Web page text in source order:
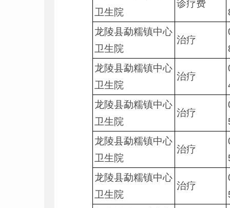
卫生院
诊疗费
龙陵县勐糯镇中心
卫生院
治疗
龙陵县勐糯镇中心
卫生院
治疗
龙陵县勐糯镇中心
卫生院
治疗
龙陵县勐糯镇中心
卫生院
治疗
龙陵县勐糯镇中心
卫生院
治疗